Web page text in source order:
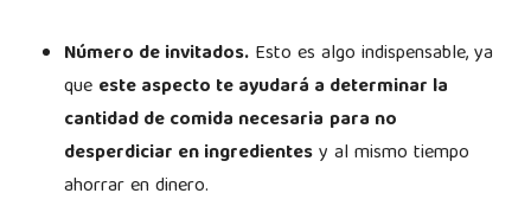
Número de invitados. Esto es algo indispensable, ya
que este aspecto te ayudará a determinar la
cantidad de comida necesaria para no
desperdiciar en ingredientesy al mismo tiempo
ahorrar en dinero.